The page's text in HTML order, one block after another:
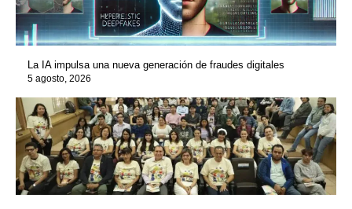
La IA impulsa una nueva generación de fraudes digitales
5 agosto, 2026